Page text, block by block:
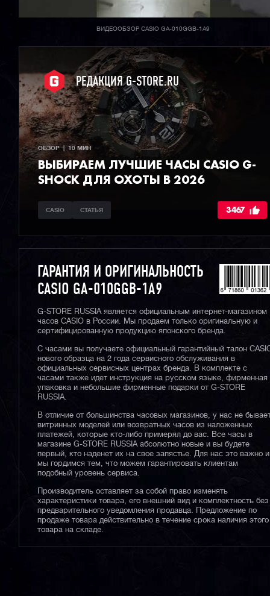
ВИДЕООБЗОР CASIO GA-010GGB-1A9
РЕДАКЦИЯ G-STORE.RU
ОБЗОР  |  10 МИН
ВЫБИРАЕМ ЛУЧШИЕ ЧАСЫ СASIO G-
SHOCK ДЛЯ ОХОТЫ В 2026
CASIO СТАТЬЯ 3467
ГАРАНТИЯ И ОРИГИНАЛЬНОСТЬ
CASIO GA-010GGB-1A9
G-STORE RUSSIA является официальным интернет-магазином
часов CASIO в России. Мы продаем только оригинальную и
сертифицированную продукцию японского бренда.
С часами вы получаете официальный гарантийный талон
нового образца на 2 года сервисного обслуживания в
официальных сервисных центрах бренда. В комплекте с
часами также идет инструкция на русском языке, фирменная
упаковка и небольшие фирменные подарки от G-STORE
RUSSIA.
В отличие от большинства часовых магазинов, у нас не
витринных моделей или возвратных часов из наложенных
платежей, которые кто-либо примерял до вас. Все часы в
магазине G-STORE RUSSIA абсолютно новые и вы будете
первый, кто наденет их на свое запястье. Для нас это важно и
мы гордимся тем, что можем гарантировать клиентам
подобный уровень сервиса.
Производитель оставляет за собой право изменять
характеристики товара, его внешний вид и комплектность без
предварительного уведомления продавца. Предложение по
продаже товара действительно в течение срока наличия этого
товара на складе.